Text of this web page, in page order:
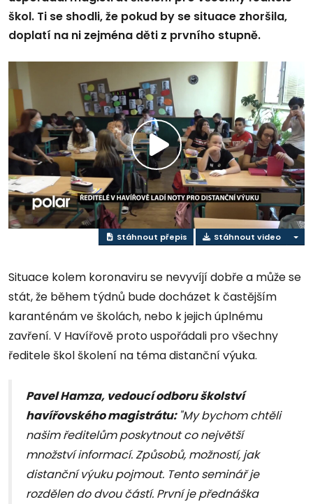
škol. Ti se shodli, že pokud by se situace zhoršila,
doplatí na ni zejména děti z prvního stupně.
Přehrát
video
Stáhnout přepis Stáhnout video
Situace kolem koronaviru se nevyvíjí dobře a může se
stát, že během týdnů bude docházet k častějším
karanténám ve školách, nebo k jejich úplnému
zavření. V Havířově proto uspořádali pro všechny
ředitele škol školení na téma distanční výuka.
Pavel Hamza, vedoucí odboru školství
havířovského magistrátu: "My bychom chtěli
našim ředitelům poskytnout co největší
množství informací. Způsobů, možností, jak
distanční výuku pojmout. Tento seminář je
rozdělen do dvou částí. První je přednáška